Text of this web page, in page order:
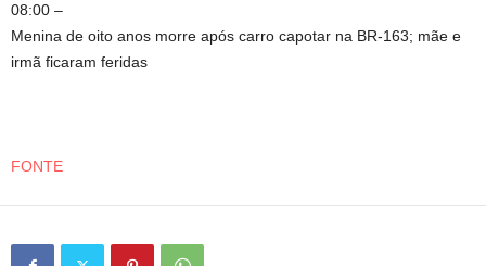
08:00 –
Menina de oito anos morre após carro capotar na BR-163; mãe e
irmã ficaram feridas
FONTE